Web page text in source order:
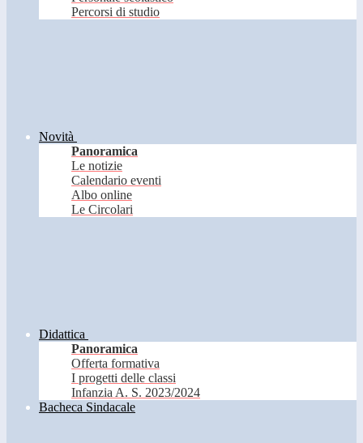
Percorsi di studio
Novità
Panoramica
Le notizie
Calendario eventi
Albo online
Le Circolari
Didattica
Panoramica
Offerta formativa
I progetti delle classi
Infanzia A. S. 2023/2024
Bacheca Sindacale